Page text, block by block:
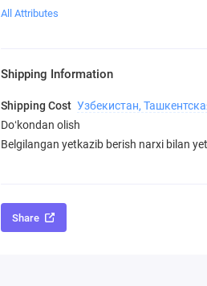
All Attributes
Shipping Information
Shipping Cost Узбекистан,
Doʻkondan olish
Belgilangan yetkazib berish narxi bilan
Share